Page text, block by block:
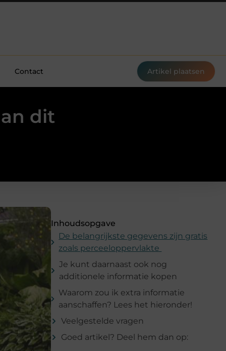
Contact Artikel plaatsen
dit
Inhoudsopgave
De belangrijkste gegevens zijn gratis
zoals perceeloppervlakte
Je kunt daarnaast ook nog
additionele informatie kopen
Waarom zou ik extra informatie
aanschaffen? Lees het hieronder!
Veelgestelde vragen
Goed artikel? Deel hem dan op: